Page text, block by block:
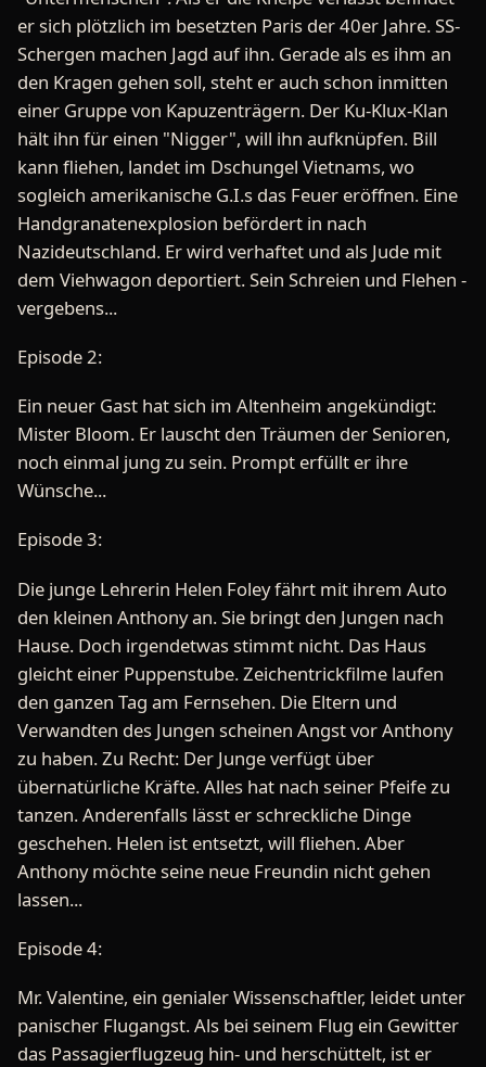
er sich plötzlich im besetzten Paris der 40er Jahre. SS-
Schergen machen Jagd auf ihn. Gerade als es ihm an
den Kragen gehen soll, steht er auch schon inmitten
einer Gruppe von Kapuzenträgern. Der Ku-Klux-Klan
hält ihn für einen "Nigger", will ihn aufknüpfen. Bill
kann fliehen, landet im Dschungel Vietnams, wo
sogleich amerikanische G.I.s das Feuer eröffnen. Eine
Handgranatenexplosion befördert in nach
Nazideutschland. Er wird verhaftet und als Jude mit
dem Viehwagon deportiert. Sein Schreien und Flehen -
vergebens...
Episode 2:
Ein neuer Gast hat sich im Altenheim angekündigt:
Mister Bloom. Er lauscht den Träumen der Senioren,
noch einmal jung zu sein. Prompt erfüllt er ihre
Wünsche...
Episode 3:
Die junge Lehrerin Helen Foley fährt mit ihrem Auto
den kleinen Anthony an. Sie bringt den Jungen nach
Hause. Doch irgendetwas stimmt nicht. Das Haus
gleicht einer Puppenstube. Zeichentrickfilme laufen
den ganzen Tag am Fernsehen. Die Eltern und
Verwandten des Jungen scheinen Angst vor Anthony
zu haben. Zu Recht: Der Junge verfügt über
übernatürliche Kräfte. Alles hat nach seiner Pfeife zu
tanzen. Anderenfalls lässt er schreckliche Dinge
geschehen. Helen ist entsetzt, will fliehen. Aber
Anthony möchte seine neue Freundin nicht gehen
lassen...
Episode 4:
Mr. Valentine, ein genialer Wissenschaftler, leidet unter
panischer Flugangst. Als bei seinem Flug ein Gewitter
das Passagierflugzeug hin- und herschüttelt, ist er